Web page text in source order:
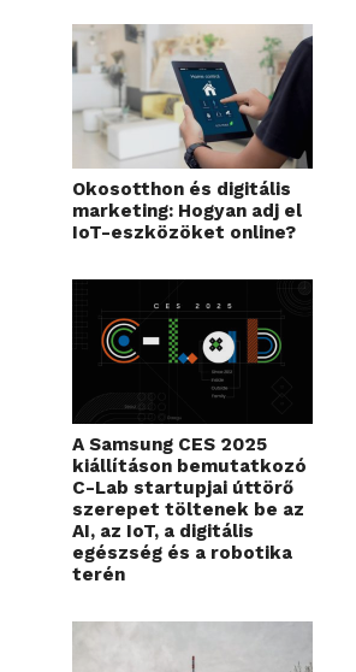
Okosotthon és digitális
marketing: Hogyan adj el
IoT-eszközöket online?
A Samsung CES 2025
kiállításon bemutatkozó
C-Lab startupjai úttörő
szerepet töltenek be az
AI, az IoT, a digitális
egészség és a robotika
terén